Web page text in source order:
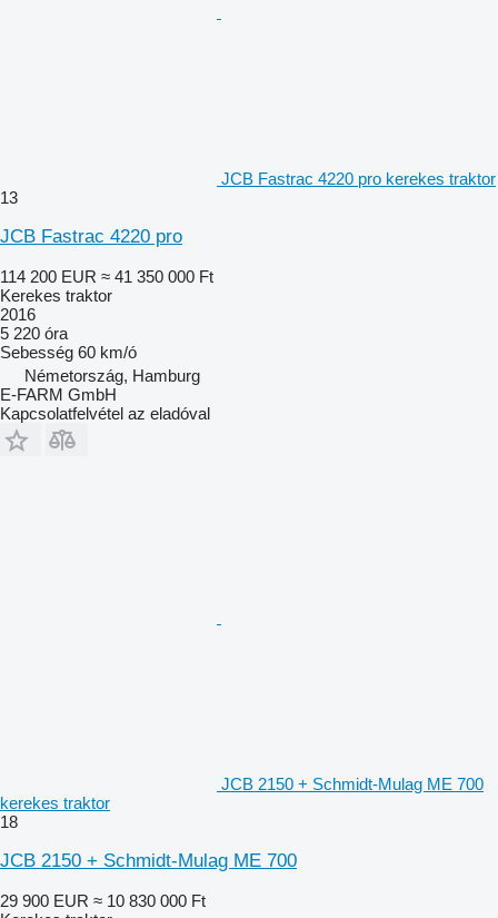
JCB Fastrac 4220 pro kerekes traktor
13
JCB Fastrac 4220 pro
114 200 EUR ≈ 41 350 000 Ft
Kerekes traktor
2016
5 220 óra
Sebesség 60 km/ó
Németország, Hamburg
E-FARM GmbH
Kapcsolatfelvétel az eladóval
JCB 2150 + Schmidt-Mulag ME 700
kerekes traktor
18
JCB 2150 + Schmidt-Mulag ME 700
29 900 EUR ≈ 10 830 000 Ft